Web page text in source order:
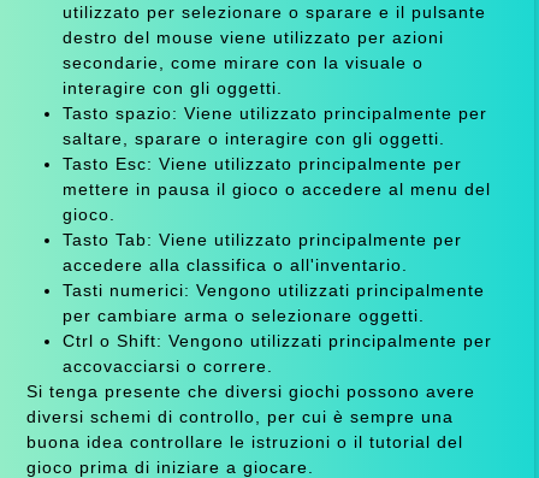
utilizzato per selezionare o sparare e il pulsante
destro del mouse viene utilizzato per azioni
secondarie, come mirare con la visuale o
interagire con gli oggetti.
Tasto spazio: Viene utilizzato principalmente per
saltare, sparare o interagire con gli oggetti.
Tasto Esc: Viene utilizzato principalmente per
mettere in pausa il gioco o accedere al menu del
gioco.
Tasto Tab: Viene utilizzato principalmente per
accedere alla classifica o all'inventario.
Tasti numerici: Vengono utilizzati principalmente
per cambiare arma o selezionare oggetti.
Ctrl o Shift: Vengono utilizzati principalmente per
accovacciarsi o correre.
Si tenga presente che diversi giochi possono avere
diversi schemi di controllo, per cui è sempre una
buona idea controllare le istruzioni o il tutorial del
gioco prima di iniziare a giocare.